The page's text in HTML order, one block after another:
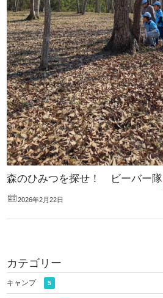
森のひみつを探せ！ ビーバー隊
2026年2月22日
カテゴリー
キャンプ 5